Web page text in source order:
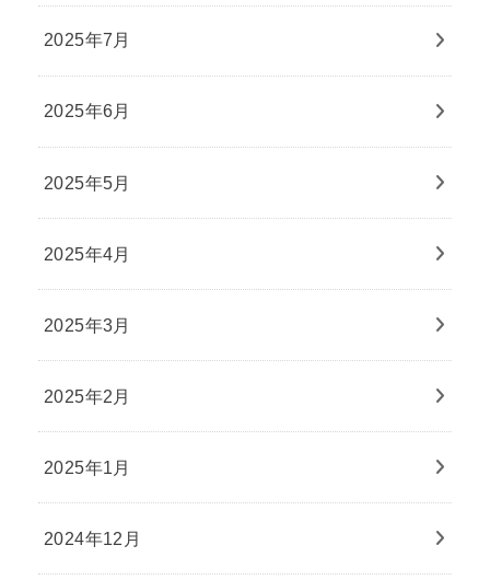
2025年7月
2025年6月
2025年5月
2025年4月
2025年3月
2025年2月
2025年1月
2024年12月